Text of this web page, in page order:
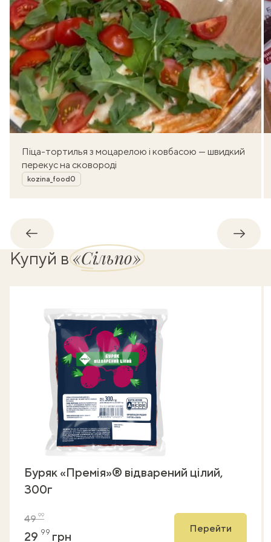
Піца-тортилья з моцарелою і ковбасою — швидкий
перекус на сковороді
Автор
kozina_food0
Назад
Купуй в«Сільпо»
Буряк «Премія»® відварений цілий,
300г
4999
29 99 грн
Перейти